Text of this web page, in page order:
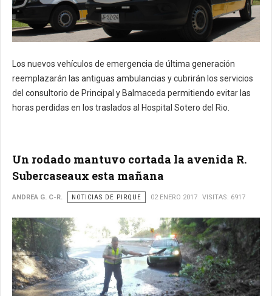
Los nuevos vehículos de emergencia de última generación
reemplazarán las antiguas ambulancias y cubrirán los servicios
del consultorio de Principal y Balmaceda permitiendo evitar las
horas perdidas en los traslados al Hospital Sotero del Rio.
Un rodado mantuvo cortada la avenida R.
Subercaseaux esta mañana
ANDREA G. C-R. NOTICIAS DE PIRQUE 02 ENERO 2017 VISITAS: 6917